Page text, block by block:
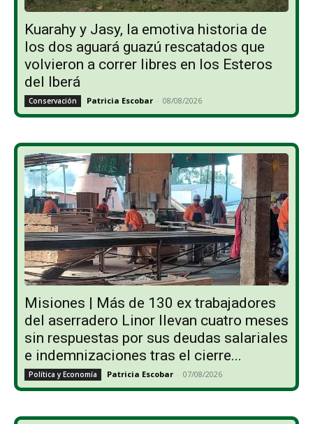
Kuarahy y Jasy, la emotiva historia de
los dos aguará guazú rescatados que
volvieron a correr libres en los Esteros
del Iberá
Conservación Patricia Escobar - 08/08/2026
Misiones | Más de 130 ex trabajadores
del aserradero Linor llevan cuatro meses
sin respuestas por sus deudas salariales
e indemnizaciones tras el cierre...
Política y Economía Patricia Escobar - 07/08/2026